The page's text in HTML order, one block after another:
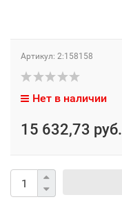
Артикул: 2:158158
Нет в наличии
15 632,73 руб.